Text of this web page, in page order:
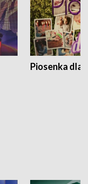
Piosenka dla